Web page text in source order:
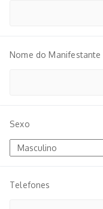
Nome do Manifestante
Sexo
Telefones